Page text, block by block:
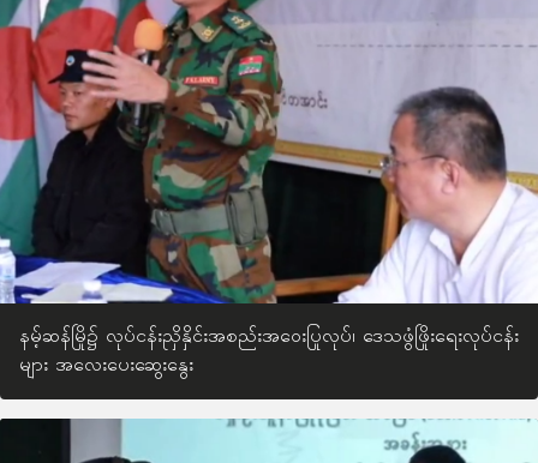
နမ့်ဆန်မြို၌ လုပ်ငန်းညှိနှိင်းအစည်းအဝေးပြုလုပ်၊ ဒေသဖွံဖြိုးရေးလုပ်ငန်း
များ အလေးပေးဆွေးနွေး